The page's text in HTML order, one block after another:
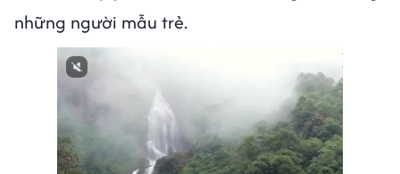
những người mẫu trẻ.